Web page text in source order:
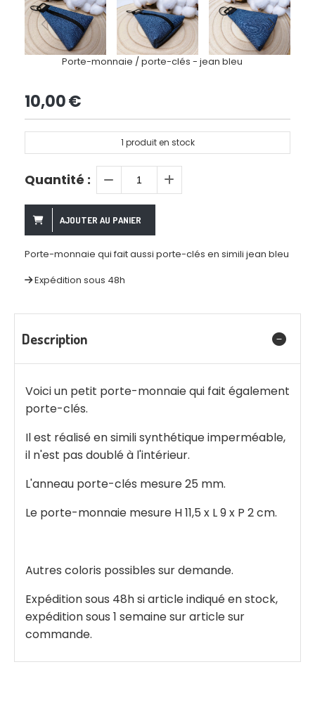
Porte-monnaie / porte-clés - jean bleu
10,00€
1 produit en stock
Quantité :
AJOUTER AU PANIER
Porte-monnaie qui fait aussi porte-clés en simili jean bleu
Expédition sous 48h
Description
Voici un petit porte-monnaie qui fait également
porte-clés.
Il est réalisé en simili synthétique imperméable,
il n'est pas doublé à l'intérieur.
L'anneau porte-clés mesure 25 mm.
Le porte-monnaie mesure H 11,5 x L 9 x P 2 cm.
Autres coloris possibles sur demande.
Expédition sous 48h si article indiqué en stock,
expédition sous 1 semaine sur article sur
commande.